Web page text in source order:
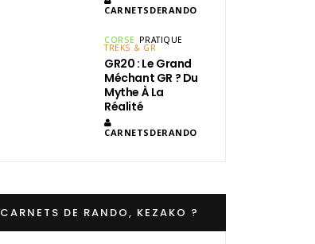
CARNETSDERANDO
CORSE PRATIQUE
TREKS & GR
GR20 : Le Grand
Méchant GR ? Du
Mythe À La
Réalité
CARNETSDERANDO
CARNETS DE RANDO, KEZAKO ?